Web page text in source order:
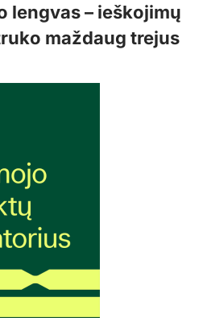
lengvas – ieškojimų
maždaug trejus